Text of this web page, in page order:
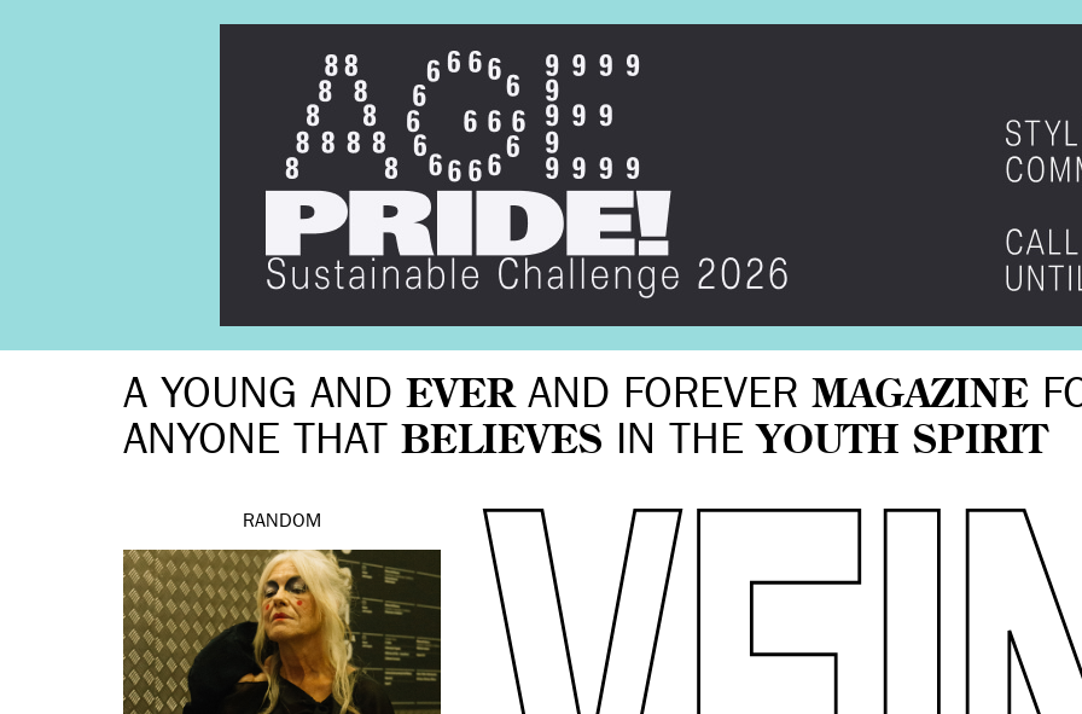
A YOUNG AND EVERAND FOREVER MAGAZINE
ANYONE THAT BELIEVES IN THE YOUTH SPIRIT
RANDOM